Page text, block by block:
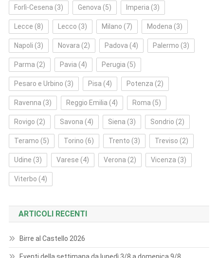
Forlì‑Cesena (3) Genova (5) Imperia (3)
Lecce (8) Lecco (3) Milano (7) Modena (3)
Napoli (3) Novara (2) Padova (4) Palermo (3)
Parma (2) Pavia (4) Perugia (5)
Pesaro e Urbino (3) Pisa (4) Potenza (2)
Ravenna (3) Reggio Emilia (4) Roma (5)
Rovigo (2) Savona (4) Siena (3) Sondrio (2)
Teramo (5) Torino (6) Trento (3) Treviso (2)
Udine (3) Varese (4) Verona (2) Vicenza (3)
Viterbo (4)
ARTICOLI RECENTI
Birre al Castello 2026